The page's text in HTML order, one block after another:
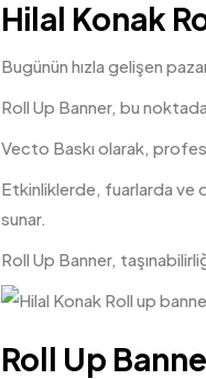
Hilal Konak
Bugünün hızla gelişen
Roll Up Banner, bu
Vecto Baskı olarak,
Etkinliklerde, fuarlarda ve
sunar.
Roll Up Banner,
Roll Up